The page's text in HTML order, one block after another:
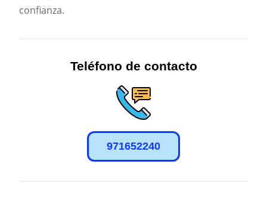
confianza.
Teléfono de contacto
971652240